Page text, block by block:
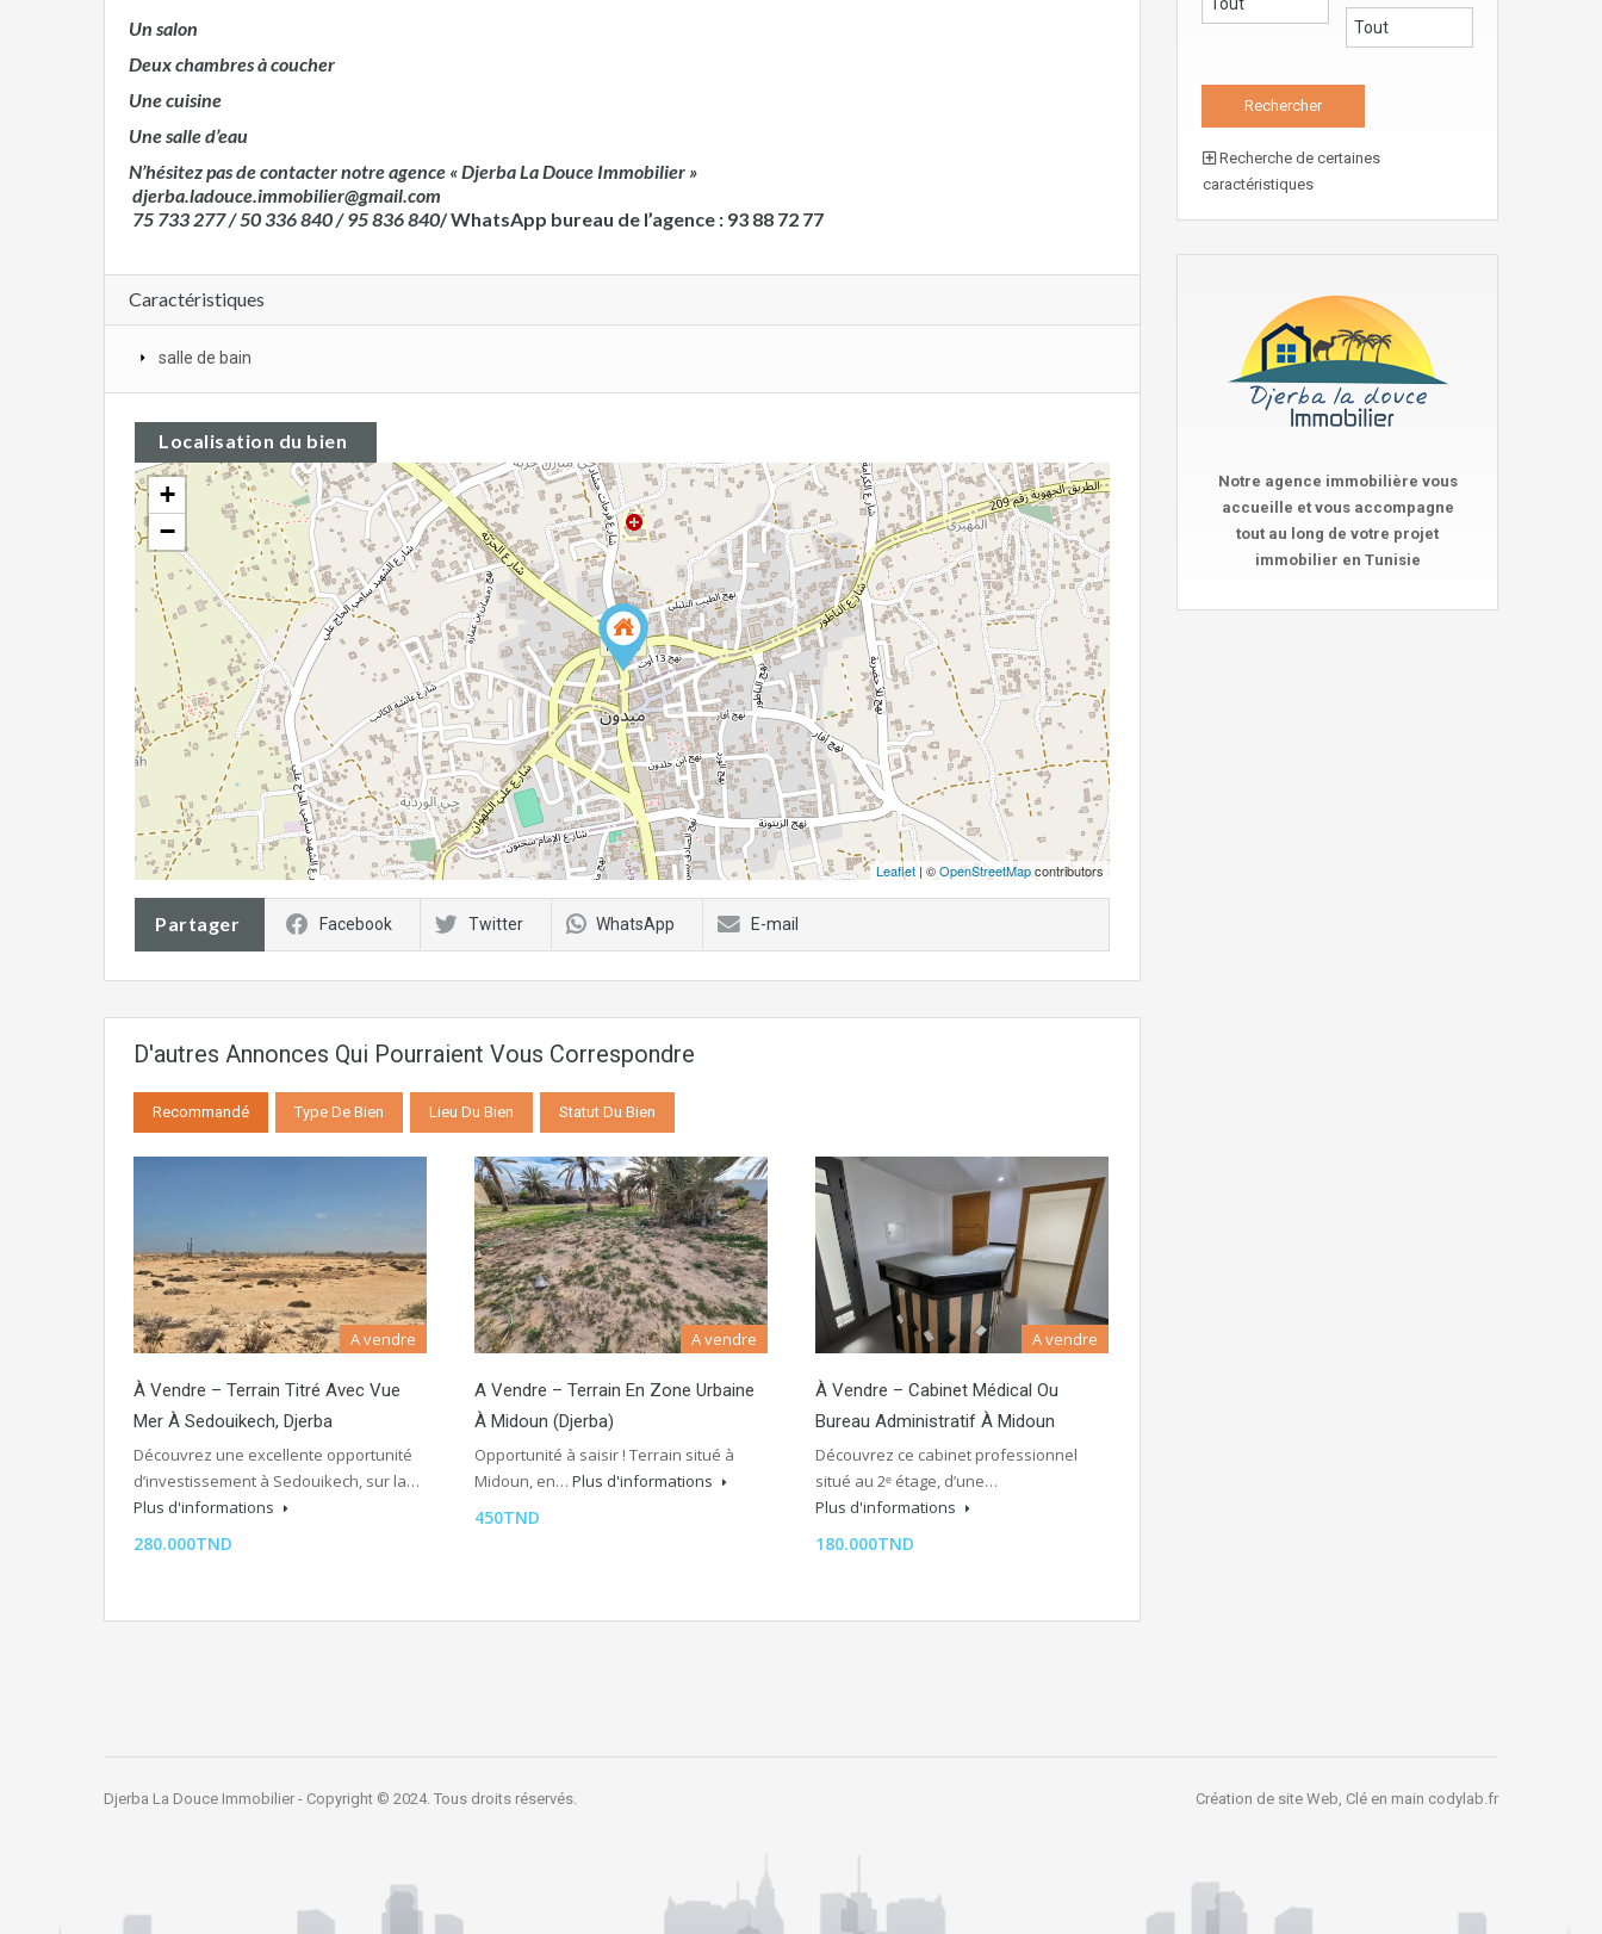
Un salon
Deux chambres à coucher
Une cuisine
Une salle d’eau
N’hésitez pas de contacter notre agence « Djerba La Douce Immobilier »
djerba.ladouce.immobilier@gmail.com
75 733 277 /50 336 840 /95 836 840/WhatsApp bureau de l’agence : 93 88 72 77
Caractéristiques
salle de bain
Localisation du bien
+
−
Leaflet | ©OpenStreetMapcontributors
Partager Facebook Twitter WhatsApp E-mail
D'autres Annonces Qui Pourraient Vous Correspondre
Recommandé Type De Bien Lieu Du Bien Statut Du Bien
A vendre
À Vendre – Terrain Titré Avec Vue
Mer À Sedouikech, Djerba
Découvrez une excellente opportunité
d’investissement à Sedouikech, sur la…
Plus d'informations
280.000TND
A vendre
A Vendre – Terrain En Zone Urbaine
À Midoun (Djerba)
Opportunité à saisir ! Terrain situé à
Midoun, en… Plus d'informations
450TND
A vendre
À Vendre – Cabinet Médical Ou
Bureau Administratif À Midoun
Découvrez ce cabinet professionnel
situé au 2ᵉ étage, d’une…
Plus d'informations
180.000TND
Recherche de certaines
caractéristiques
Notre agence immobilière vous
accueille et vous accompagne
tout au long de votre projet
immobilier en Tunisie
Djerba La Douce Immobilier - Copyright © 2024. Tous droits réservés. Création de site Web, Clé en main codylab.fr